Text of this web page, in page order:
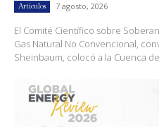
Artículos 7 agosto, 2026
El Comité Científico sobre
Gas Natural No Convencional,
Sheinbaum, colocó a la Cuenca